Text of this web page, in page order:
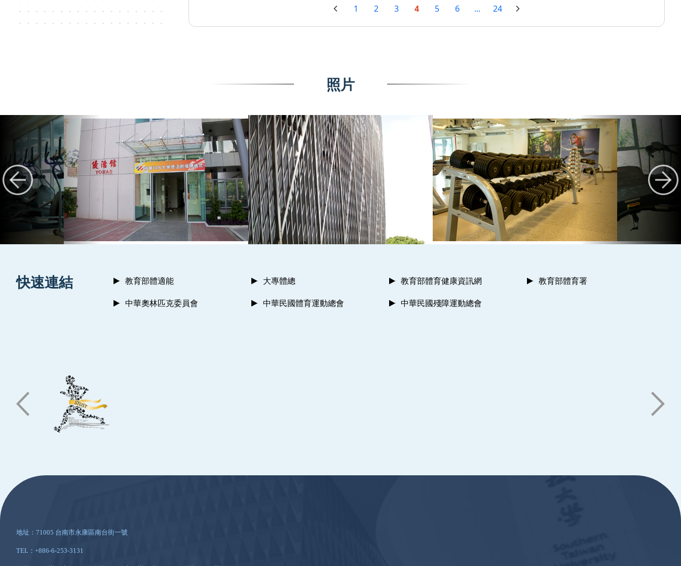
1 2 3 4 5 6 ... 24
照片
快速連結 教育部體適能 大專體總 教育部體育健康資訊網
教育部體育署
中華奧林匹克委員會
中華民國體育運動總會 中華民國殘障運動總會
地址：71005 台南市永康區南台街一號
TEL：+886-6-253-3131